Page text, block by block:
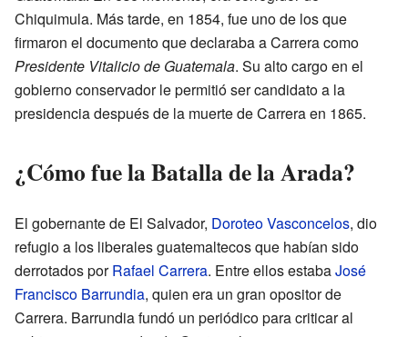
Chiquimula. Más tarde, en 1854, fue uno de los que
firmaron el documento que declaraba a Carrera como
Presidente Vitalicio de Guatemala. Su alto cargo en el
gobierno conservador le permitió ser candidato a la
presidencia después de la muerte de Carrera en 1865.
¿Cómo fue la Batalla de la Arada?
El gobernante de El Salvador, Doroteo Vasconcelos, dio
refugio a los liberales guatemaltecos que habían sido
derrotados porRafael Carrera. Entre ellos estabaJosé
Francisco Barrundia, quien era un gran opositor de
Carrera. Barrundia fundó un periódico para criticar al